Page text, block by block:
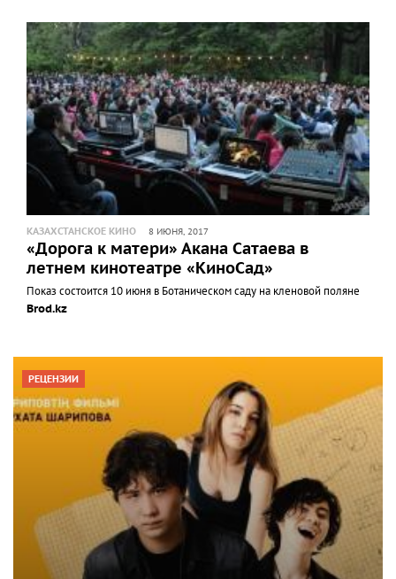
КАЗАХСТАНСКОЕ КИНО 8 ИЮНЯ, 2017
«Дорога к матери» Акана Сатаева в
летнем кинотеатре «КиноСад»
Показ состоится 10 июня в Ботаническом саду на кленовой поляне
Brod.kz
РЕЦЕНЗИИ